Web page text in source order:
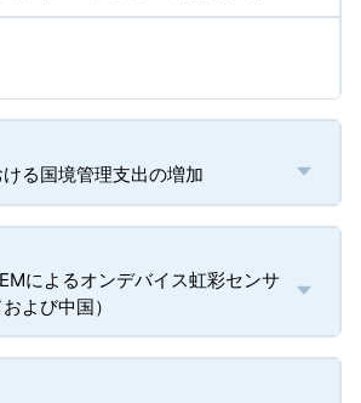
る国境管理支出の増加
によるオンデバイス虹彩センサ
よび中国）